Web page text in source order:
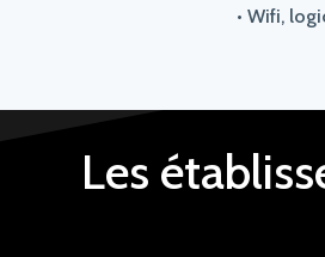
• Wifi,
Les